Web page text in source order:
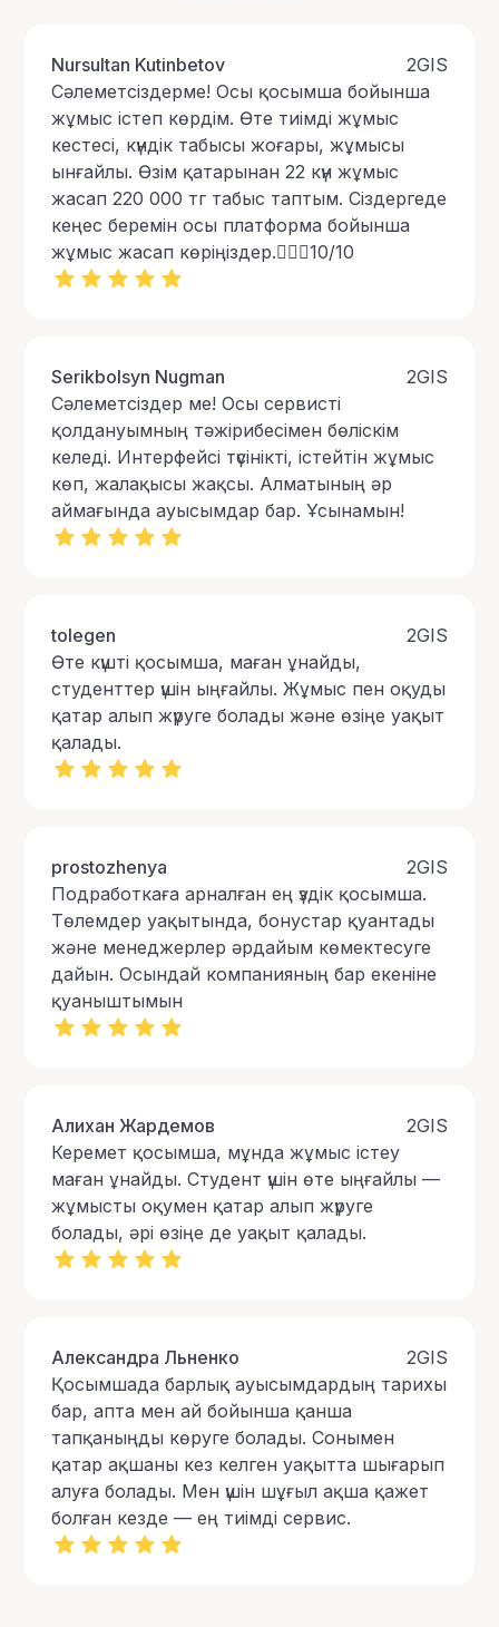
Nursultan Kutinbetov
2GIS
Сәлеметсіздерме! Осы қосымша бойынша
жұмыс істеп көрдім. Өте тиімді жұмыс
кестесі, күндік табысы жоғары, жұмысы
ынғайлы. Өзім қатарынан 22 күн жұмыс
жасап 220 000 тг табыс таптым. Сіздергеде
кеңес беремін осы платформа бойынша
жұмыс жасап көріңіздер.👍🏻👏10/10
Serikbolsyn Nugman
2GIS
Сәлеметсіздер ме! Осы сервисті
қолдануымның тәжірибесімен бөліскім
келеді. Интерфейсі түсінікті, істейтін жұмыс
көп, жалақысы жақсы. Алматының әр
аймағында ауысымдар бар. Ұсынамын!
tolegen
2GIS
Өте күшті қосымша, маған ұнайды,
студенттер үшін ыңғайлы. Жұмыс пен оқуды
қатар алып жүруге болады және өзіңе уақыт
қалады.
prostozhenya
2GIS
Подработкаға арналған ең үздік қосымша.
Төлемдер уақытында, бонустар қуантады
және менеджерлер әрдайым көмектесуге
дайын. Осындай компанияның бар екеніне
қуаныштымын
Алихан Жардемов
2GIS
Керемет қосымша, мұнда жұмыс істеу
маған ұнайды. Студент үшін өте ыңғайлы —
жұмысты оқумен қатар алып жүруге
болады, әрі өзіңе де уақыт қалады.
Александра Льненко
2GIS
Қосымшада барлық ауысымдардың тарихы
бар, апта мен ай бойынша қанша
тапқаныңды көруге болады. Сонымен
қатар ақшаны кез келген уақытта шығарып
алуға болады. Мен үшін шұғыл ақша қажет
болған кезде — ең тиімді сервис.